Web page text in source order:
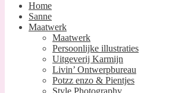
Home
Sanne
Maatwerk
Maatwerk
Persoonlijke illustraties
Uitgeverij Karmijn
Livin’ Ontwerpbureau
Potzz enzo & Pientjes
Style Photography